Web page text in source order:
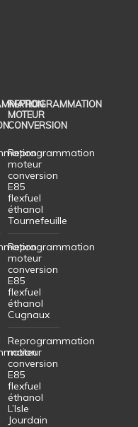
REPROGRAMMATION
MOTEUR
CONVERSION
Reprogrammation
moteur
conversion
E85
flexfuel
éthanol
Tournefeuille
Reprogrammation
moteur
conversion
E85
flexfuel
éthanol
Cugnaux
Reprogrammation
moteur
conversion
E85
flexfuel
éthanol
L’Isle
Jourdain